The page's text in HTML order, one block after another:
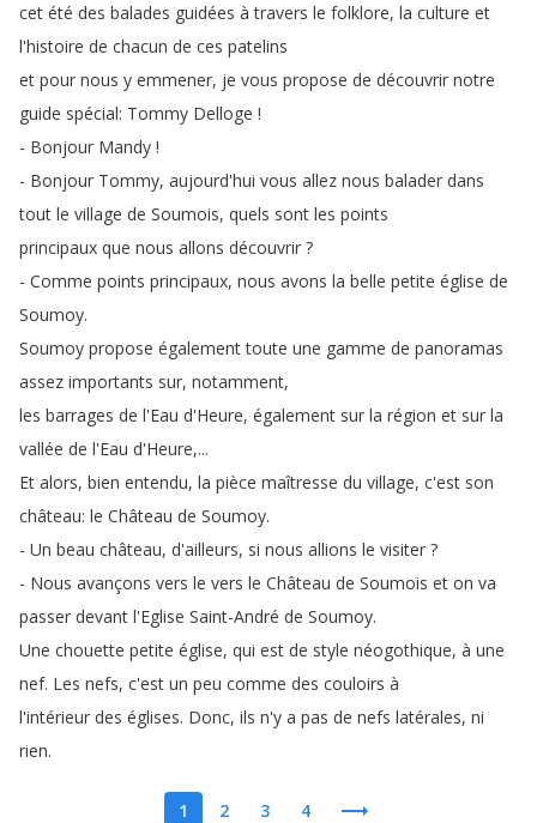
cet été des balades guidées à travers le folklore, la culture et
l'histoire de chacun de ces patelins
et pour nous y emmener, je vous propose de découvrir notre
guide spécial: Tommy Delloge !
- Bonjour Mandy !
- Bonjour Tommy, aujourd'hui vous allez nous balader dans
tout le village de Soumois, quels sont les points
principaux que nous allons découvrir ?
- Comme points principaux, nous avons la belle petite église de
Soumoy.
Soumoy propose également toute une gamme de panoramas
assez importants sur, notamment,
les barrages de l'Eau d'Heure, également sur la région et sur la
vallée de l'Eau d'Heure,...
Et alors, bien entendu, la pièce maîtresse du village, c'est son
château: le Château de Soumoy.
- Un beau château, d'ailleurs, si nous allions le visiter ?
- Nous avançons vers le vers le Château de Soumois et on va
passer devant l'Eglise Saint-André de Soumoy.
Une chouette petite église, qui est de style néogothique, à une
nef. Les nefs, c'est un peu comme des couloirs à
l'intérieur des églises. Donc, ils n'y a pas de nefs latérales, ni
rien.
1 2 3 4